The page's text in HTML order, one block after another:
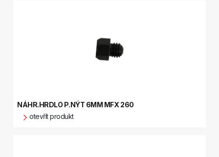
NÁHR.HRDLO P.NÝT 6MM MFX 260
otevřít produkt